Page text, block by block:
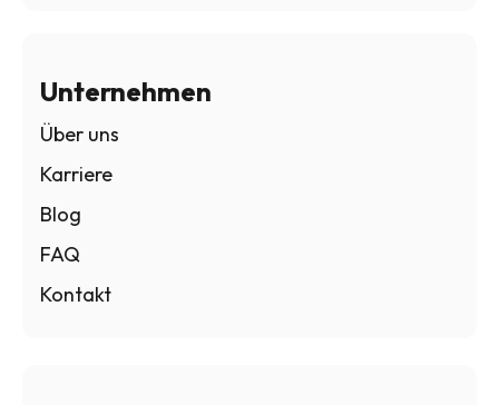
Unternehmen
Über uns
Karriere
Blog
FAQ
Kontakt